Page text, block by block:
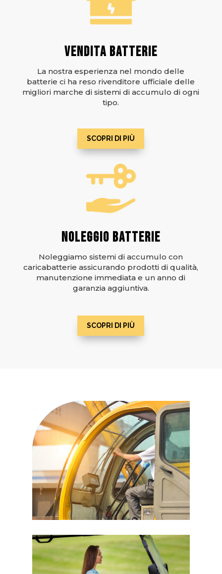
VENDITA BATTERIE
La nostra esperienza nel mondo delle
batterie ci ha reso rivenditore ufficiale delle
migliori marche di sistemi di accumulo di ogni
tipo.
SCOPRI DI PIÙ
NOLEGGIO BATTERIE
Noleggiamo sistemi di accumulo con
caricabatterie assicurando prodotti di qualità,
manutenzione immediata e un anno di
garanzia aggiuntiva.
SCOPRI DI PIÙ